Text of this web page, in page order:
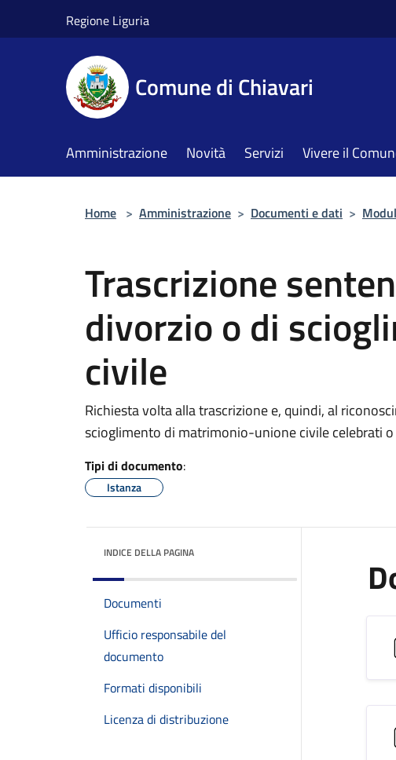
Regione Liguria
Comune di Chiavari
Amministrazione Novità Servizi Vivere il
Home > Amministrazione > Documenti e dati >
Trascrizione
divorzio o di
civile
Richiesta volta alla trascrizione e, quindi, al
scioglimento di matrimonio-unione civile celebrati
Tipi di documento:
Istanza
INDICE DELLA PAGINA
Documenti
Ufficio responsabile del
documento
Formati disponibili
Licenza di distribuzione